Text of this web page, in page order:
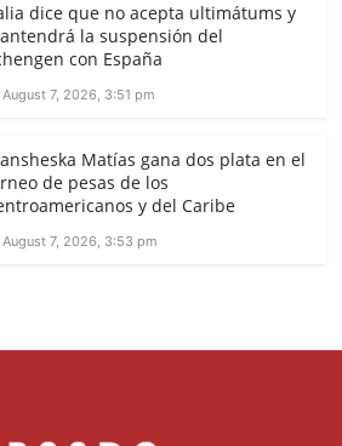
dice que no acepta ultimátums y
la suspensión del
con España
August 7, 2026, 3:51 pm
Matías gana dos plata en el
de pesas de los
y del Caribe
August 7, 2026, 3:53 pm